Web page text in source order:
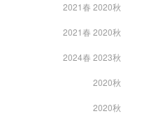
2021春 2020秋
2021春 2020秋
2024春 2023秋
2020秋
2020秋